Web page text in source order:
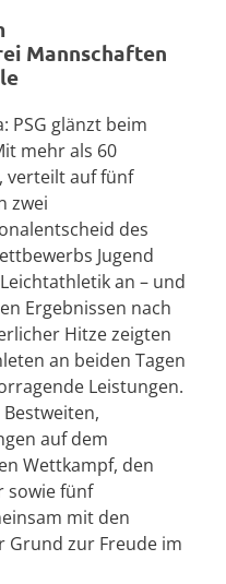
Mannschaften
PSG glänzt beim
mehr als 60
verteilt auf fünf
zwei
des
Jugend
an – und
Ergebnissen nach
Hitze zeigten
an beiden Tagen
Leistungen.
auf dem
Wettkampf, den
sowie fünf
mit den
zur Freude im